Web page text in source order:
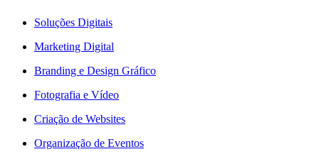
Soluções Digitais
Marketing Digital
Branding e Design Gráfico
Fotografia e Vídeo
Criação de Websites
Organização de Eventos